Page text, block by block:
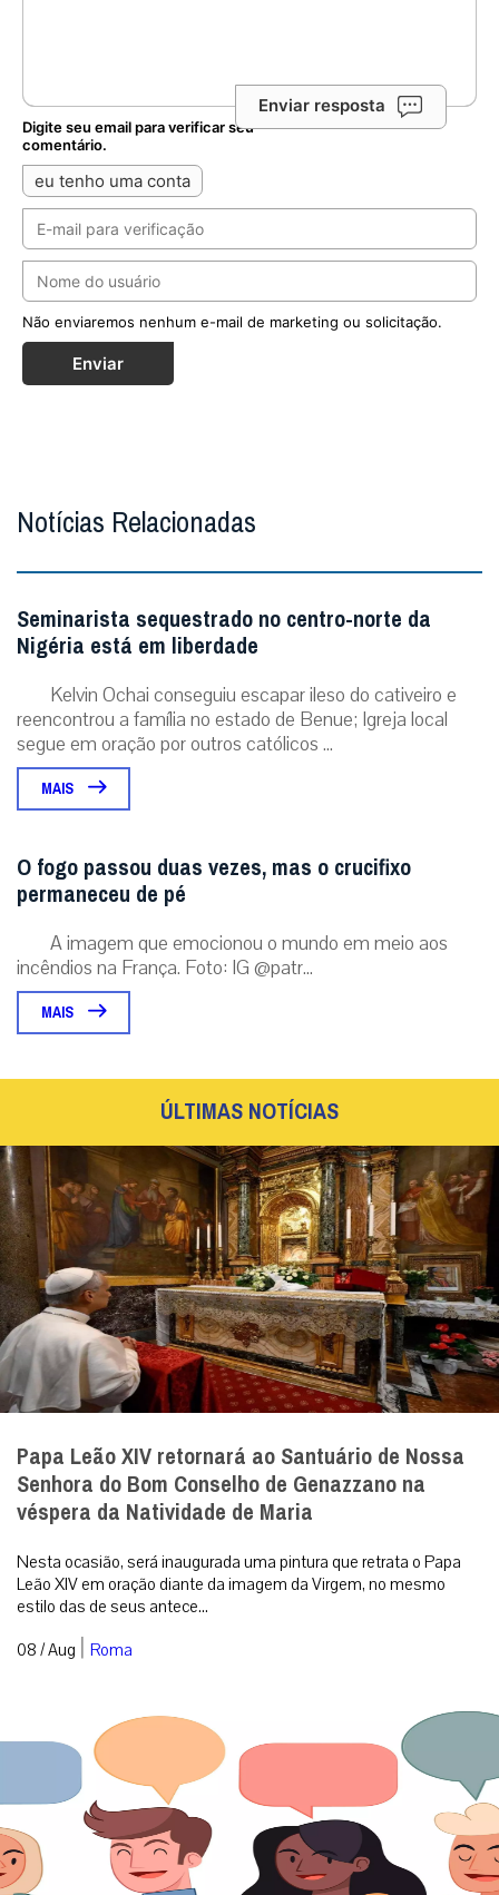
Enviar resposta
Digite seu email para verificar seu
comentário.
eu tenho uma conta
Não enviaremos nenhum e-mail de marketing ou solicitação.
Enviar
Notícias Relacionadas
Seminarista sequestrado no centro-norte da
Nigéria está em liberdade
Kelvin Ochai conseguiu escapar ileso do cativeiro e
reencontrou a família no estado de Benue; Igreja local
segue em oração por outros católicos ...
MAIS
O fogo passou duas vezes, mas o crucifixo
permaneceu de pé
A imagem que emocionou o mundo em meio aos
incêndios na França. Foto: IG @patr...
MAIS
ÚLTIMAS NOTÍCIAS
Papa Leão XIV retornará ao Santuário de Nossa
Senhora do Bom Conselho de Genazzano na
véspera da Natividade de Maria
Nesta ocasião, será inaugurada uma pintura que retrata o Papa
Leão XIV em oração diante da imagem da Virgem, no mesmo
estilo das de seus antece...
08 / Aug | Roma